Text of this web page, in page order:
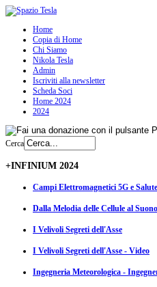
Home
Copia di Home
Chi Siamo
Nikola Tesla
Admin
Iscriviti alla newsletter
Scheda Soci
Home 2024
2024
Cerca
+INFINIUM 2024
Campi Elettromagnetici 5G e
Dalla Melodia delle Cellule al
I Velivoli Segreti dell'Asse
I Velivoli Segreti dell'Asse - Video
Ingegneria Meteorologica -